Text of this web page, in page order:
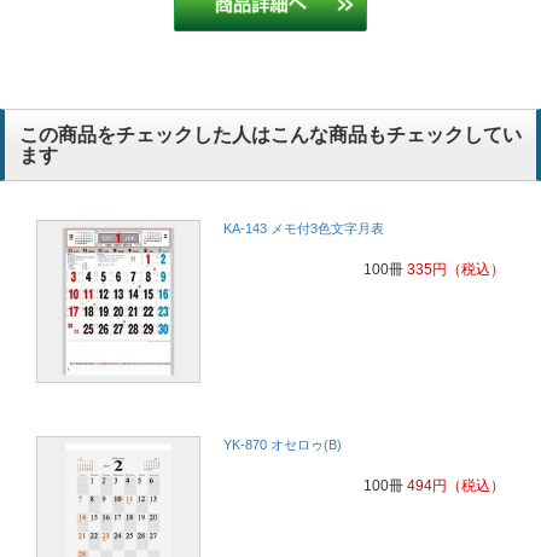
この商品をチェックした人はこんな商品もチェックしてい
ます
KA-143 メモ付3色文字月表
100冊 335円 （税込）
YK-870 オセロゥ(B)
100冊 494円 （税込）